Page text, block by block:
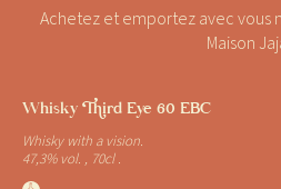
Achetez et emportez avec vous
Maison
Whisky Third Eye 60 EBC
Whisky with a vision.
47,3% vol. , 70cl .